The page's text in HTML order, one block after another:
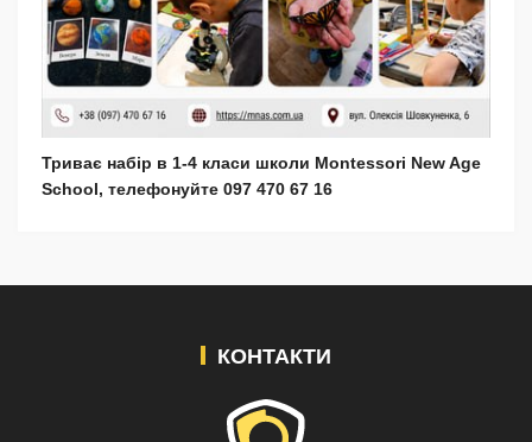
Триває набір в 1-4 класи школи Montessori New Age
School, телефонуйте 097 470 67 16
КОНТАКТИ